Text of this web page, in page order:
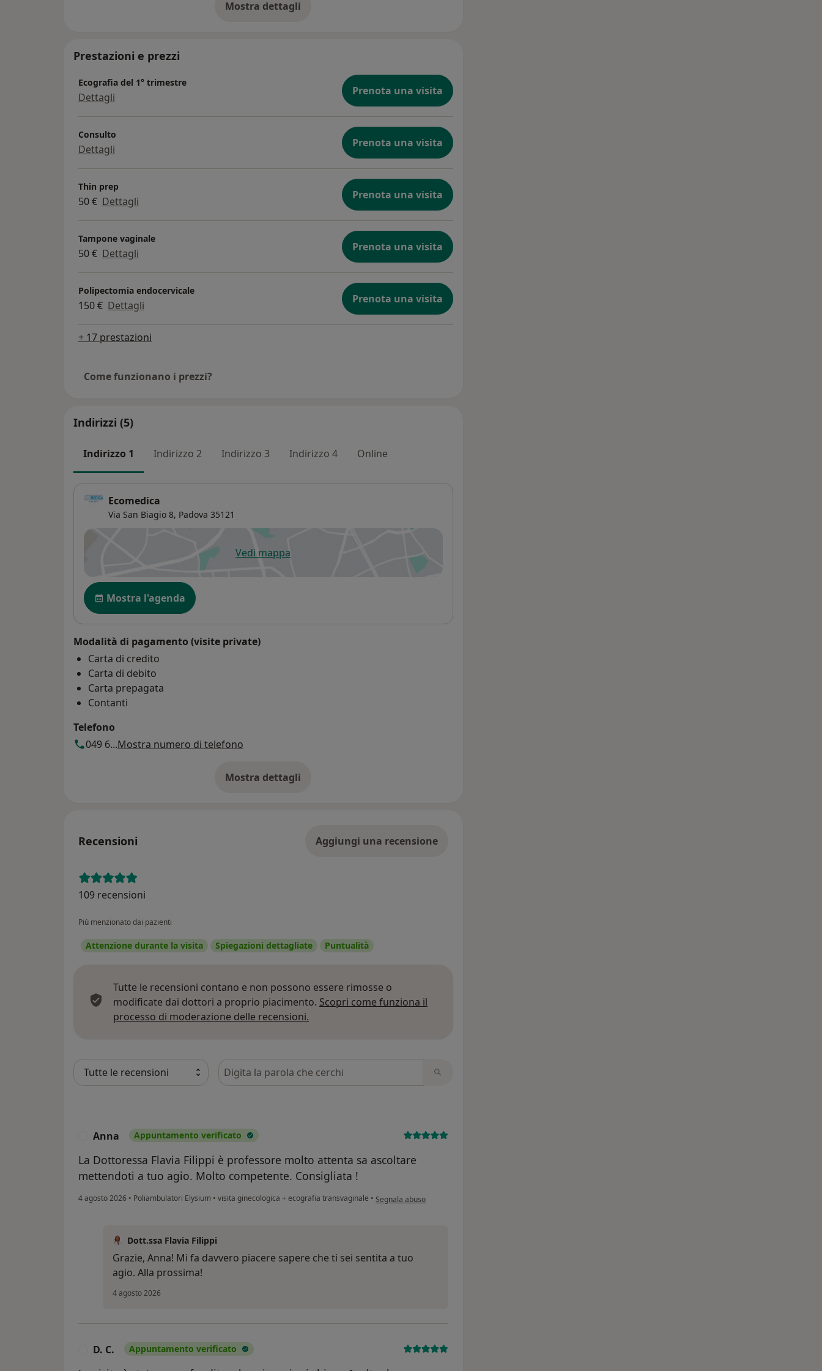
Mostra dettagli
sull'esperienza
Prestazioni e prezzi
Ecografia del 1° trimestre
Dettagli Prenota una visita
Consulto
Dettagli Prenota una visita
Thin prep
50 € Dettagli Prenota una visita
Tampone vaginale
50 € Dettagli Prenota una visita
Polipectomia endocervicale
150 € Dettagli Prenota una visita
+ 17 prestazioni
Come funzionano i prezzi?
Indirizzi (5)
Indirizzo 1 Indirizzo 2 Indirizzo 3 Indirizzo 4 Online
Ecomedica
Via San Biagio 8, Padova 35121
Vedi mappasi apre in una nuova scheda
Disponibilità
Mostra l'agenda
Modalità di pagamento (visite private)
Carta di credito
Carta di debito
Carta prepagata
Contanti
Telefono
049 6...Mostra numero di telefono
Mostra dettagli
sull'indirizzo
Recensioni Aggiungi una recensione
109 recensioni
Più menzionato dai pazienti
Attenzione durante la visita Spiegazioni dettagliate Puntualità
Tutte le recensioni contano e non possono essere rimosse o
modificate dai dottori a proprio piacimento. Scopri come funziona il
processo di moderazione delle recensioni.
Cerca nelle recensioni
Anna Appuntamento verificato
La Dottoressa Flavia Filippi è professore molto attenta sa ascoltare
mettendoti a tuo agio. Molto competente. Consigliata !
4 agosto 2026 • Poliambulatori Elysium • visita ginecologica + ecografia transvaginale • secondo l'opinione dell'utente Anna
Segnala abuso
Dott.ssa Flavia Filippi
Grazie, Anna! Mi fa davvero piacere sapere che ti sei sentita a tuo
agio. Alla prossima!
4 agosto 2026
D. C. Appuntamento verificato